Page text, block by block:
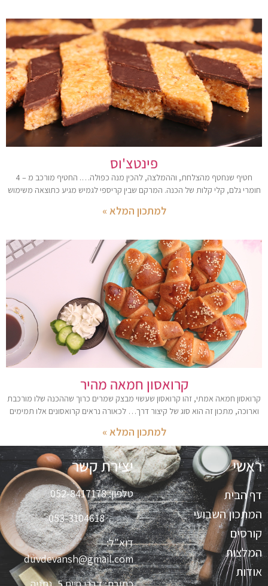
פינטצ'וס
חטיף שנחטף מהצלחת, וההמלצה, להכין מנה כפולה…. החטיף מורכב מ – 4
חומרי גלם, קלי קלות של הכנה. המרקם שבין קריספי לגמיש מגיע כתוצאה משימוש
למתכון המלא »
קרואסון חמאה מהיר
קרואסון חמאה אמתי, זהו קרואסון שעשוי מבצק שמרים כרוך שההכנה שלו מורכבת
וארוכה, מתכון זה הוא סוג של קיצור דרך… לכאורה נראים קרואסונים אלו תמימים
למתכון המלא »
ראשי
דף הבית
המתכון השבועי
קורסים
המלצות
אודות
יצירת קשר
טלפון:052-8417178
053-3104618
דוא"ל:
duvdevansh@gmail.com